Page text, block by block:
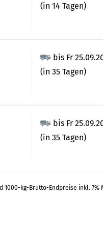
(in 14 Tagen)
bis Fr
(in 35 Tagen)
bis Fr
(in 35 Tagen)
kg-Brutto-Endpreise inkl. 7%